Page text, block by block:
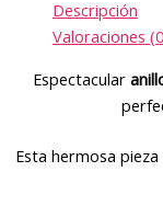
Descripción
Valoraciones
Espectacular
Esta hermosa